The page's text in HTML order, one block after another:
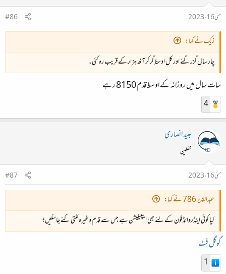
مئی 16، 2023
#86
زیک نے کہا:
چار سال گزر گئے اور کل اوسط گر کر آٹھ ہزار کے قریب رہ گئی۔
سات سال میں روزانہ کے اوسط قدم 8150 رہے
4
عبید انصاری
محفلین
مئی 16، 2023
#87
عبدالقدیر 786 نے کہا:
کیا کوئی اینڈروائڈ فون کے لئے بھی ایپلیکیشن ہے جس سے قدم وغیرہ گنتی کئے جاسکیں؟
گوگل فٹ
1